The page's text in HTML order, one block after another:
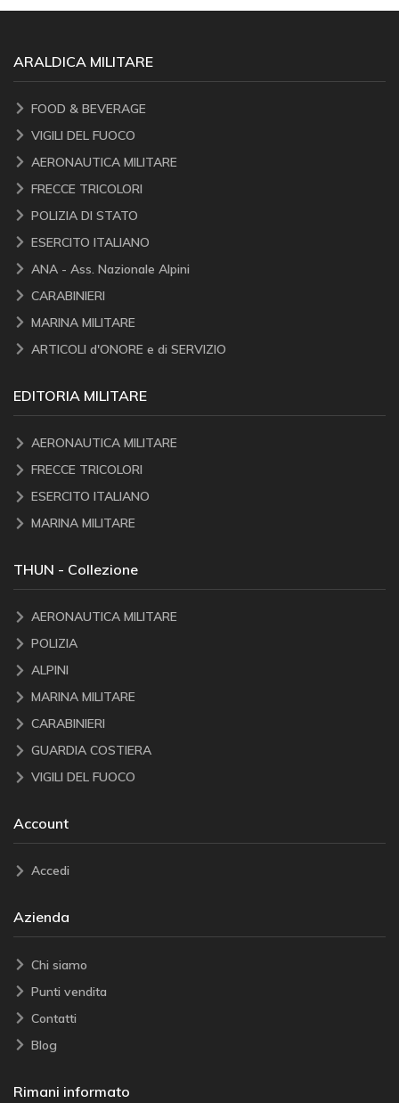
ARALDICA MILITARE
FOOD & BEVERAGE
VIGILI DEL FUOCO
AERONAUTICA MILITARE
FRECCE TRICOLORI
POLIZIA DI STATO
ESERCITO ITALIANO
ANA - Ass. Nazionale Alpini
CARABINIERI
MARINA MILITARE
ARTICOLI d'ONORE e di SERVIZIO
EDITORIA MILITARE
AERONAUTICA MILITARE
FRECCE TRICOLORI
ESERCITO ITALIANO
MARINA MILITARE
THUN - Collezione
AERONAUTICA MILITARE
POLIZIA
ALPINI
MARINA MILITARE
CARABINIERI
GUARDIA COSTIERA
VIGILI DEL FUOCO
Account
Accedi
Azienda
Chi siamo
Punti vendita
Contatti
Blog
Rimani informato